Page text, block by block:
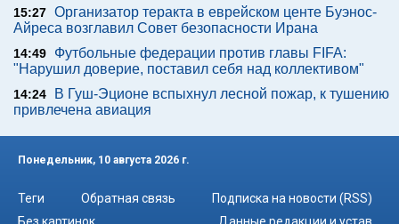
15:27 Организатор теракта в еврейском центе Буэнос-
Айреса возглавил Совет безопасности Ирана
14:49
Футбольные федерации против главы FIFA:
"Нарушил доверие, поставил себя над коллективом"
14:24
В Гуш-Эционе вспыхнул лесной пожар, к тушению
привлечена авиация
Понедельник, 10 августа 2026 г.
Теги Обратная связь
Подписка на новости (RSS)
Без картинок
Данные редакции и устав